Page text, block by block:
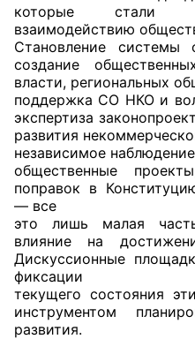
Кодекс этики ОП КО
Положения
Соглашения
Рекомендации
Порядок работы ЦОН
Аппарат ОП КО
УСТАВ ГКУ
Доходы
которые стали
взаимодействию
Становление системы
создание
власти, региональных
поддержка СО НКО и
экспертиза
развития
независимое
общественные
поправок в
— все
это лишь малая
влияние на
Дискуссионные
фиксации
текущего состояния
инструментом
развития.